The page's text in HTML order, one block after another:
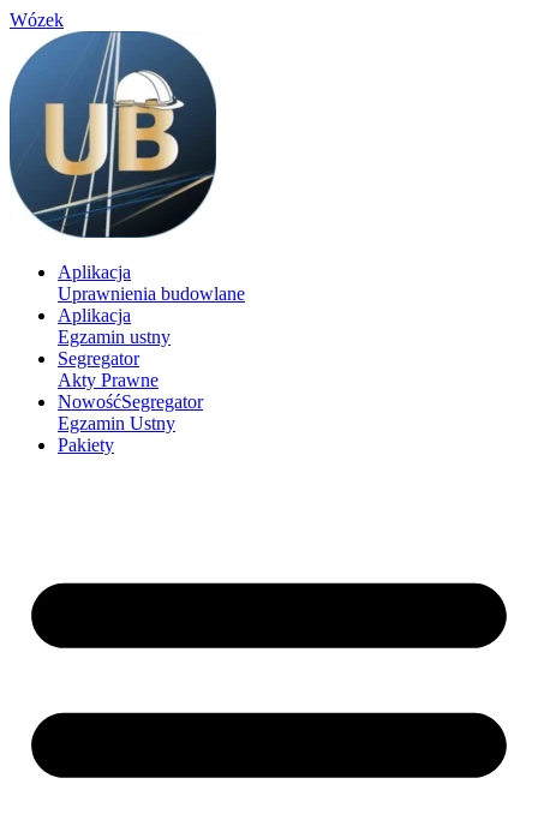
Wózek
Aplikacja
Uprawnienia budowlane
Aplikacja
Egzamin ustny
Segregator
Akty Prawne
NowośćSegregator
Egzamin Ustny
Pakiety